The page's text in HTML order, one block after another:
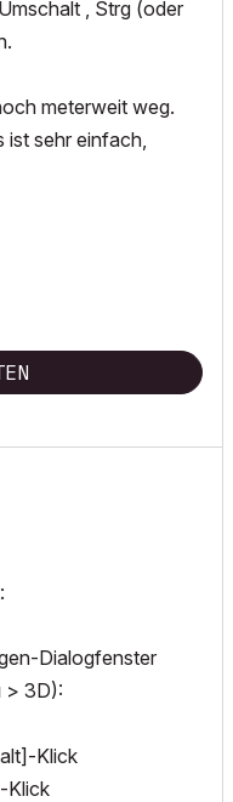
, Strg (oder
meterweit weg.
ist sehr einfach,
Dialogfenster
> 3D):
Klick
Klick